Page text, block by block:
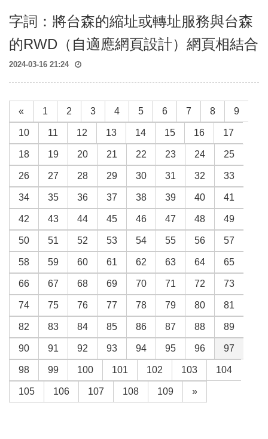
字詞：將台森的縮址或轉址服務與台森
的RWD（自適應網頁設計）網頁相結合
2024-03-16 21:24
« 1 2 3 4 5 6 7 8 9
10 11 12 13 14 15 16 17
18 19 20 21 22 23 24 25
26 27 28 29 30 31 32 33
34 35 36 37 38 39 40 41
42 43 44 45 46 47 48 49
50 51 52 53 54 55 56 57
58 59 60 61 62 63 64 65
66 67 68 69 70 71 72 73
74 75 76 77 78 79 80 81
82 83 84 85 86 87 88 89
90 91 92 93 94 95 96 97
98 99 100 101 102 103 104
105 106 107 108 109 »